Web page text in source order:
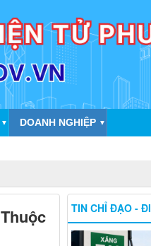
▼ DOANH NGHIỆP ▼
TIN CHỈ ĐẠO -